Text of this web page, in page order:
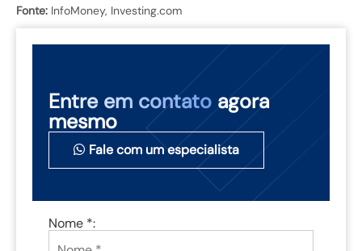
Fonte: InfoMoney, Investing.com
Entre em contato agora
mesmo
Fale com um especialista
Nome *: